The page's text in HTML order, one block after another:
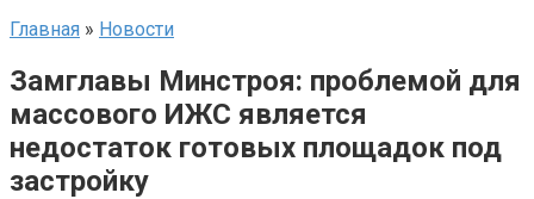
Главная » Новости
Замглавы Минстроя: проблемой для
массового ИЖС является
недостаток готовых площадок под
застройку